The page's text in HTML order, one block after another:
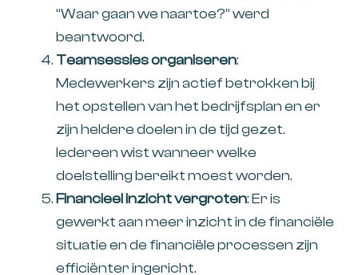
“Waar gaan we naartoe?” werd
beantwoord.
Teamsessies organiseren:
Medewerkers zijn actief betrokken bij
het opstellen van het bedrijfsplan en er
zijn heldere doelen in de tijd gezet.
Iedereen wist wanneer welke
doelstelling bereikt moest worden.
Financieel inzicht vergroten: Er is
gewerkt aan meer inzicht in de financiële
situatie en de financiële processen zijn
efficiënter ingericht.